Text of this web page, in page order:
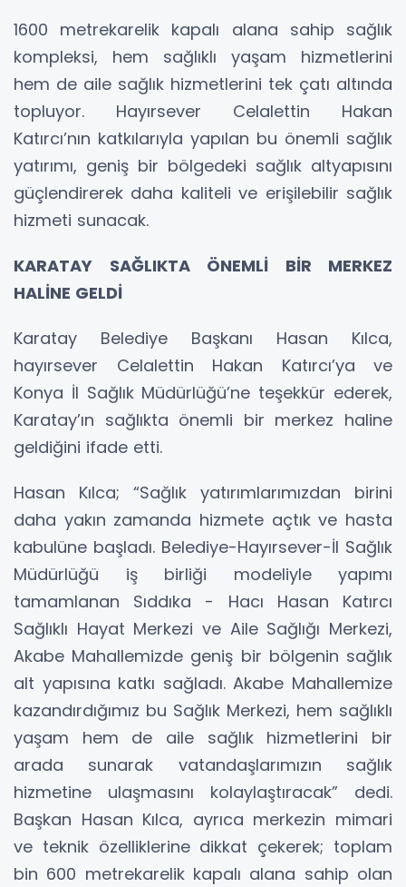
1600 metrekarelik kapalı alana sahip sağlık
kompleksi, hem sağlıklı yaşam hizmetlerini
hem de aile sağlık hizmetlerini tek çatı altında
topluyor. Hayırsever Celalettin Hakan
Katırcı’nın katkılarıyla yapılan bu önemli sağlık
yatırımı, geniş bir bölgedeki sağlık altyapısını
güçlendirerek daha kaliteli ve erişilebilir sağlık
hizmeti sunacak.
KARATAY SAĞLIKTA ÖNEMLİ BİR MERKEZ
HALİNE GELDİ
Karatay Belediye Başkanı Hasan Kılca,
hayırsever Celalettin Hakan Katırcı’ya ve
Konya İl Sağlık Müdürlüğü’ne teşekkür ederek,
Karatay’ın sağlıkta önemli bir merkez haline
geldiğini ifade etti.
Hasan Kılca; “Sağlık yatırımlarımızdan birini
daha yakın zamanda hizmete açtık ve hasta
kabulüne başladı. Belediye-Hayırsever-İl Sağlık
Müdürlüğü iş birliği modeliyle yapımı
tamamlanan Sıddıka - Hacı Hasan Katırcı
Sağlıklı Hayat Merkezi ve Aile Sağlığı Merkezi,
Akabe Mahallemizde geniş bir bölgenin sağlık
alt yapısına katkı sağladı. Akabe Mahallemize
kazandırdığımız bu Sağlık Merkezi, hem sağlıklı
yaşam hem de aile sağlık hizmetlerini bir
arada sunarak vatandaşlarımızın sağlık
hizmetine ulaşmasını kolaylaştıracak” dedi.
Başkan Hasan Kılca, ayrıca merkezin mimari
ve teknik özelliklerine dikkat çekerek; toplam
bin 600 metrekarelik kapalı alana sahip olan